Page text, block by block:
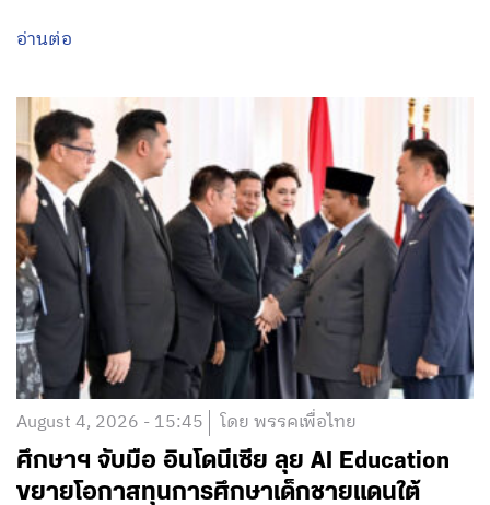
อ่านต่อ
August 4, 2026 - 15:45 โดย พรรคเพื่อไทย
ศึกษาฯ จับมือ อินโดนีเซีย ลุย AI Education
ขยายโอกาสทุนการศึกษาเด็กชายแดนใต้